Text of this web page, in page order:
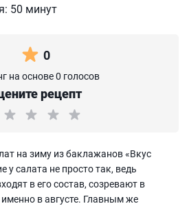
50 минут
0
на основе 0 голосов
рецепт
на зиму из баклажанов «Вкус
у салата не просто так, ведь
в его состав, созревают в
в августе. Главным же